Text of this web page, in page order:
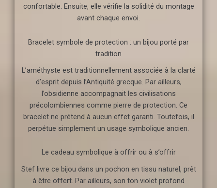
confortable. Ensuite, elle vérifie la solidité du montage
avant chaque envoi.
Bracelet symbole de protection : un bijou porté par
tradition
L’améthyste est traditionnellement associée à la clarté
d’esprit depuis l’Antiquité grecque. Par ailleurs,
l’obsidienne accompagnait les civilisations
précolombiennes comme pierre de protection. Ce
bracelet ne prétend à aucun effet garanti. Toutefois, il
perpétue simplement un usage symbolique ancien.
Le cadeau symbolique à offrir ou à s’offrir
Stef livre ce bijou dans un pochon en tissu naturel, prêt
à être offert. Par ailleurs, son ton violet profond